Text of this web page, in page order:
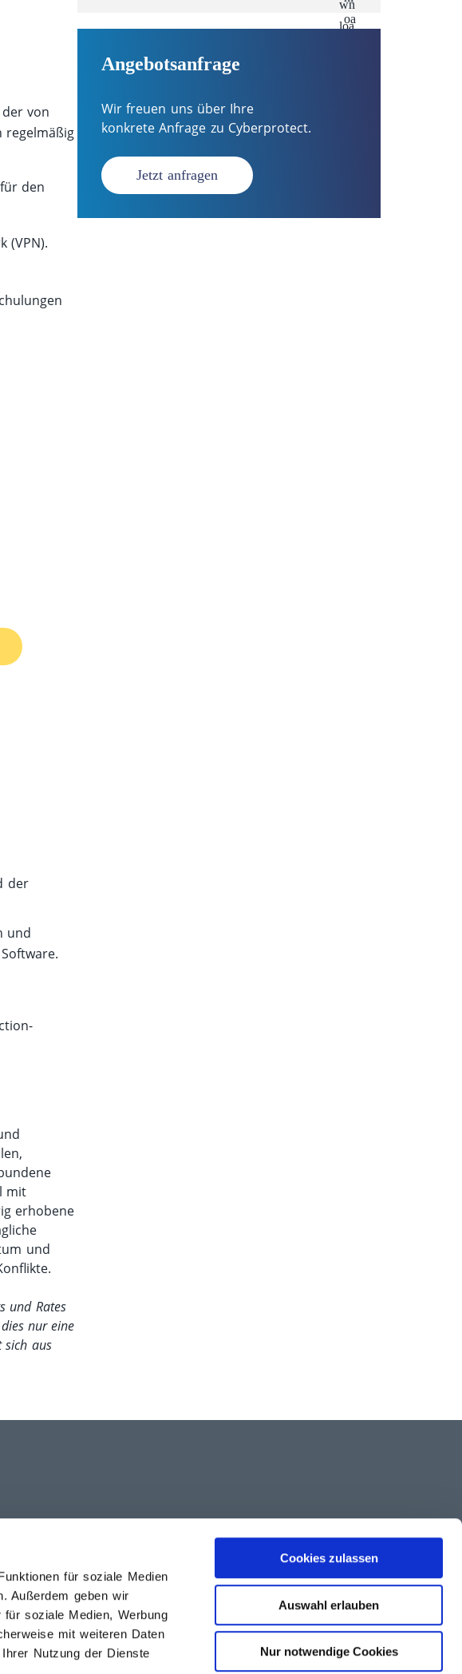
für soziale Medien
Außerdem geben wir
soziale Medien, Werbung
mit weiteren Daten
Nutzung der Dienste
Cookies zulassen
Auswahl erlauben
Nur notwendige Cookies
von
regelmäßig
den
(VPN).
Angebotsanfrage
Wir freuen uns über Ihre
konkrete Anfrage zu Cyberprotect.
Jetzt anfragen
der
und
mit
erhobene
und
und Rates
nur eine
sich aus
Brexit-Transfer
Online-Risikofragebogen
zur Cyber-Versicherung
Jetzt anfragen